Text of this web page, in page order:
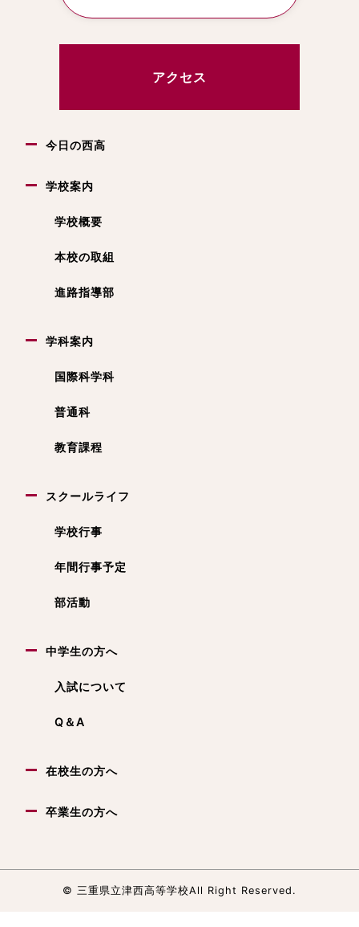
アクセス
今日の西高
学校案内
学校概要
本校の取組
進路指導部
学科案内
国際科学科
普通科
教育課程
スクールライフ
学校行事
年間行事予定
部活動
中学生の方へ
入試について
Q＆A
在校生の方へ
卒業生の方へ
© 三重県立津西高等学校All Right Reserved.